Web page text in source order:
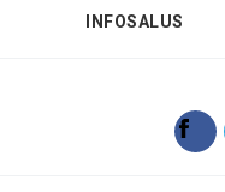
INFOSALUS